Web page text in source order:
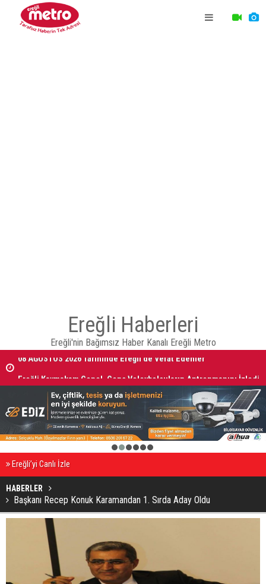
Ereğli Haberleri
Ereğli'nin Bağımsız Haber Kanalı Ereğli Metro
08 AĞUSTOS 2026 Tarihinde Ereğli’de Vefat Edenler
2 3 4 5 6
Ereğli’yi Canlı İzle
HABERLER
Başkanı Recep Konuk Karamandan 1. Sırda Aday Oldu